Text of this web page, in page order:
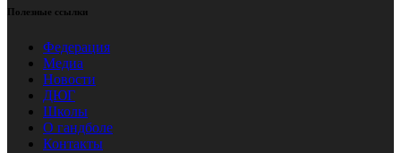
Полезные ссылки
Федерация
Медиа
Новости
ДЮГ
Школы
О гандболе
Контакты